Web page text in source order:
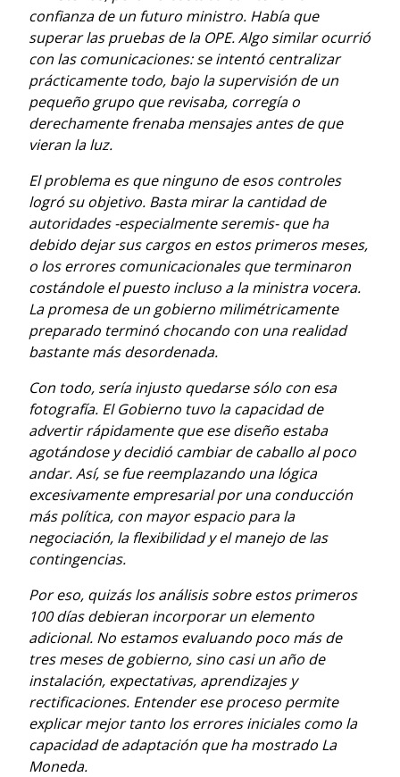
confianza de un futuro ministro. Había que
superar las pruebas de la OPE. Algo similar ocurrió
con las comunicaciones: se intentó centralizar
prácticamente todo, bajo la supervisión de un
pequeño grupo que revisaba, corregía o
derechamente frenaba mensajes antes de que
vieran la luz.
El problema es que ninguno de esos controles
logró su objetivo. Basta mirar la cantidad de
autoridades -especialmente seremis- que ha
debido dejar sus cargos en estos primeros meses,
o los errores comunicacionales que terminaron
costándole el puesto incluso a la ministra vocera.
La promesa de un gobierno milimétricamente
preparado terminó chocando con una realidad
bastante más desordenada.
Con todo, sería injusto quedarse sólo con esa
fotografía. El Gobierno tuvo la capacidad de
advertir rápidamente que ese diseño estaba
agotándose y decidió cambiar de caballo al poco
andar. Así, se fue reemplazando una lógica
excesivamente empresarial por una conducción
más política, con mayor espacio para la
negociación, la flexibilidad y el manejo de las
contingencias.
Por eso, quizás los análisis sobre estos primeros
100 días debieran incorporar un elemento
adicional. No estamos evaluando poco más de
tres meses de gobierno, sino casi un año de
instalación, expectativas, aprendizajes y
rectificaciones. Entender ese proceso permite
explicar mejor tanto los errores iniciales como la
capacidad de adaptación que ha mostrado La
Moneda.